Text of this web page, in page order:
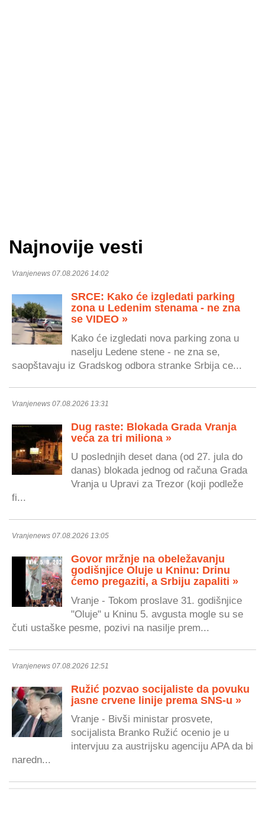
Najnovije vesti
Vranjenews 07.08.2026 14:02
SRCE: Kako će izgledati parking
zona u Ledenim stenama - ne zna
se VIDEO »
Kako će izgledati nova parking zona u
naselju Ledene stene - ne zna se,
saopštavaju iz Gradskog odbora stranke Srbija ce...
Vranjenews 07.08.2026 13:31
Dug raste: Blokada Grada Vranja
veća za tri miliona »
U poslednjih deset dana (od 27. jula do
danas) blokada jednog od računa Grada
Vranja u Upravi za Trezor (koji podleže
fi...
Vranjenews 07.08.2026 13:05
Govor mržnje na obeležavanju
godišnjice Oluje u Kninu: Drinu
ćemo pregaziti, a Srbiju zapaliti »
Vranje - Tokom proslave 31. godišnjice
"Oluje" u Kninu 5. avgusta mogle su se
čuti ustaške pesme, pozivi na nasilje prem...
Vranjenews 07.08.2026 12:51
Ružić pozvao socijaliste da povuku
jasne crvene linije prema SNS-u »
Vranje - Bivši ministar prosvete,
socijalista Branko Ružić ocenio je u
intervjuu za austrijsku agenciju APA da bi
naredn...